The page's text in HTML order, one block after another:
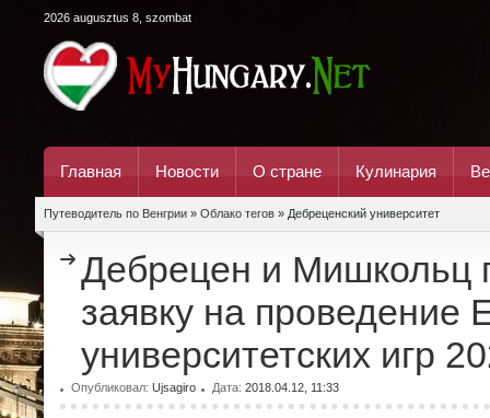
2026 augusztus 8, szombat
Главная Новости О стране Кулинария
Путеводитель по Венгрии » Облако тегов » Дебреценский университет
Дебрецен и Мишкольц
заявку на проведение
университетских игр
Опубликовал: Ujsagiro Дата: 2018.04.12, 11:33